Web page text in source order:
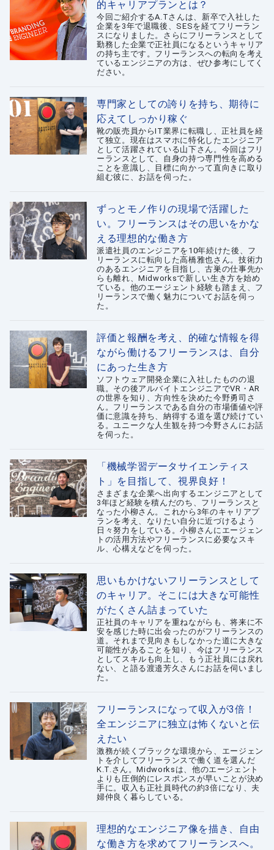
的キャリアプランとは？
今回ご紹介するA.Tさんは、新卒で入社した
企業を3年で退職後、SESを経てフリーラン
スになりました。さらにフリーランスとして
勤務した企業で正社員になるというキャリア
の持ち主です。フリーランスへの転向を考え
ているエンジニアの方は、ぜひ参考にしてく
ださい。
専門家としての誇りを持ち、期待に
応えてしっかり稼ぐ
靴の販売員からIT業界に転職し、正社員を経
て独立。現在はスマホに特化したエンジニア
として活躍されている山下さん。今回はフリ
ーランスとして、自身の持つ専門性を高める
ことを意識し、目標に向かって直向きに取り
組む彼に、お話を伺った。
ずっとモノ作りの現場で活躍した
い。フリーランスはその思いをかな
える理想的な働き方
派遣社員のエンジニアを10年続けた後、フ
リーランスに転向した高橋雅也さん。技術力
のあるエンジニアを目指し、古巣の仕事先か
らも離れ、Midworksで新しい生き方を始め
ている。他のエージェント経験も踏まえ、フ
リーランスで働く魅力についてお話を伺っ
た。
評価と報酬を考え、的確な情報を得
ながら働けるフリーランスは、自分
にあった生き方
ソフトウェア開発企業に入社したものの退
職。その後アルバイトエンジニアでVR・AR
の世界を知り、方向性を決めた今野勇司さ
ん。フリーランスである自分の市場価値や評
価に意識を持ち、納得する道を選び続けてい
る。ユニークな人生観を持つ今野さんにお話
を伺った。
「機械学習データサイエンティス
ト」を目指して、視界良好！
さまざまな企業へ出向するエンジニアとして
3年ほど経験を積んだのち、フリーランスと
なった小柳さん。これから3年のキャリアプ
ランを考え、なりたい自分に近づけるよう
日々努力をしている。小柳さんにエージェン
トの活用方法やフリーランスに必要なスキ
ル、心構えなどを伺った。
思いもかけないフリーランスとして
のキャリア。そこには大きな可能性
がたくさん詰まっていた
正社員のキャリアを重ねながらも、将来に不
安を感じた時に出会ったのがフリーランスの
道。それまで見向きもしなかった道に大きな
可能性があることを知り、今はフリーランス
としてスキルも向上し、もう正社員には戻れ
ない、と語る渡邉芳久さんにお話を伺いまし
た。
フリーランスになって収入が3倍！
全エンジニアに独立は怖くないと伝
えたい
激務が続くブラックな環境から、エージェン
トを介してフリーランスで働く道を選んだ
K.T.さん。Midworksは、他のエージェント
よりも圧倒的にレスポンスが早いことが決め
手に。収入も正社員時代の約3倍になり、夫
婦仲良く暮らしている。
理想的なエンジニア像を描き、自由
な働き方を求めてフリーランスへ。